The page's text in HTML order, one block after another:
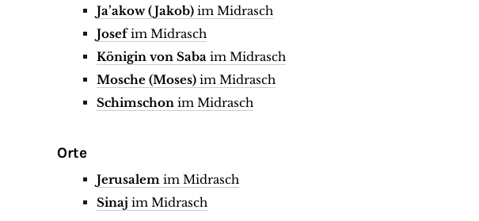
Ja’akow (Jakob) im Midrasch
Josefim Midrasch
Königin von Saba im Midrasch
Mosche (Moses) im Midrasch
Schimschon im Midrasch
Orte
Jerusalem im Midrasch
Sinaj im Midrasch